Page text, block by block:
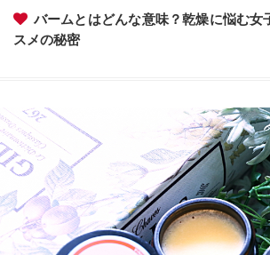
バームとはどんな意味？乾燥に悩む女
スメの秘密